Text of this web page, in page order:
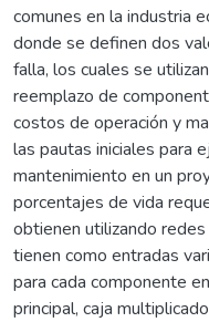
comunes en la industria
donde se definen dos
falla, los cuales se
reemplazo de
costos de operación y
las pautas iniciales para
mantenimiento en un
porcentajes de vida
obtienen utilizando
tienen como entradas
para cada componente
principal, caja